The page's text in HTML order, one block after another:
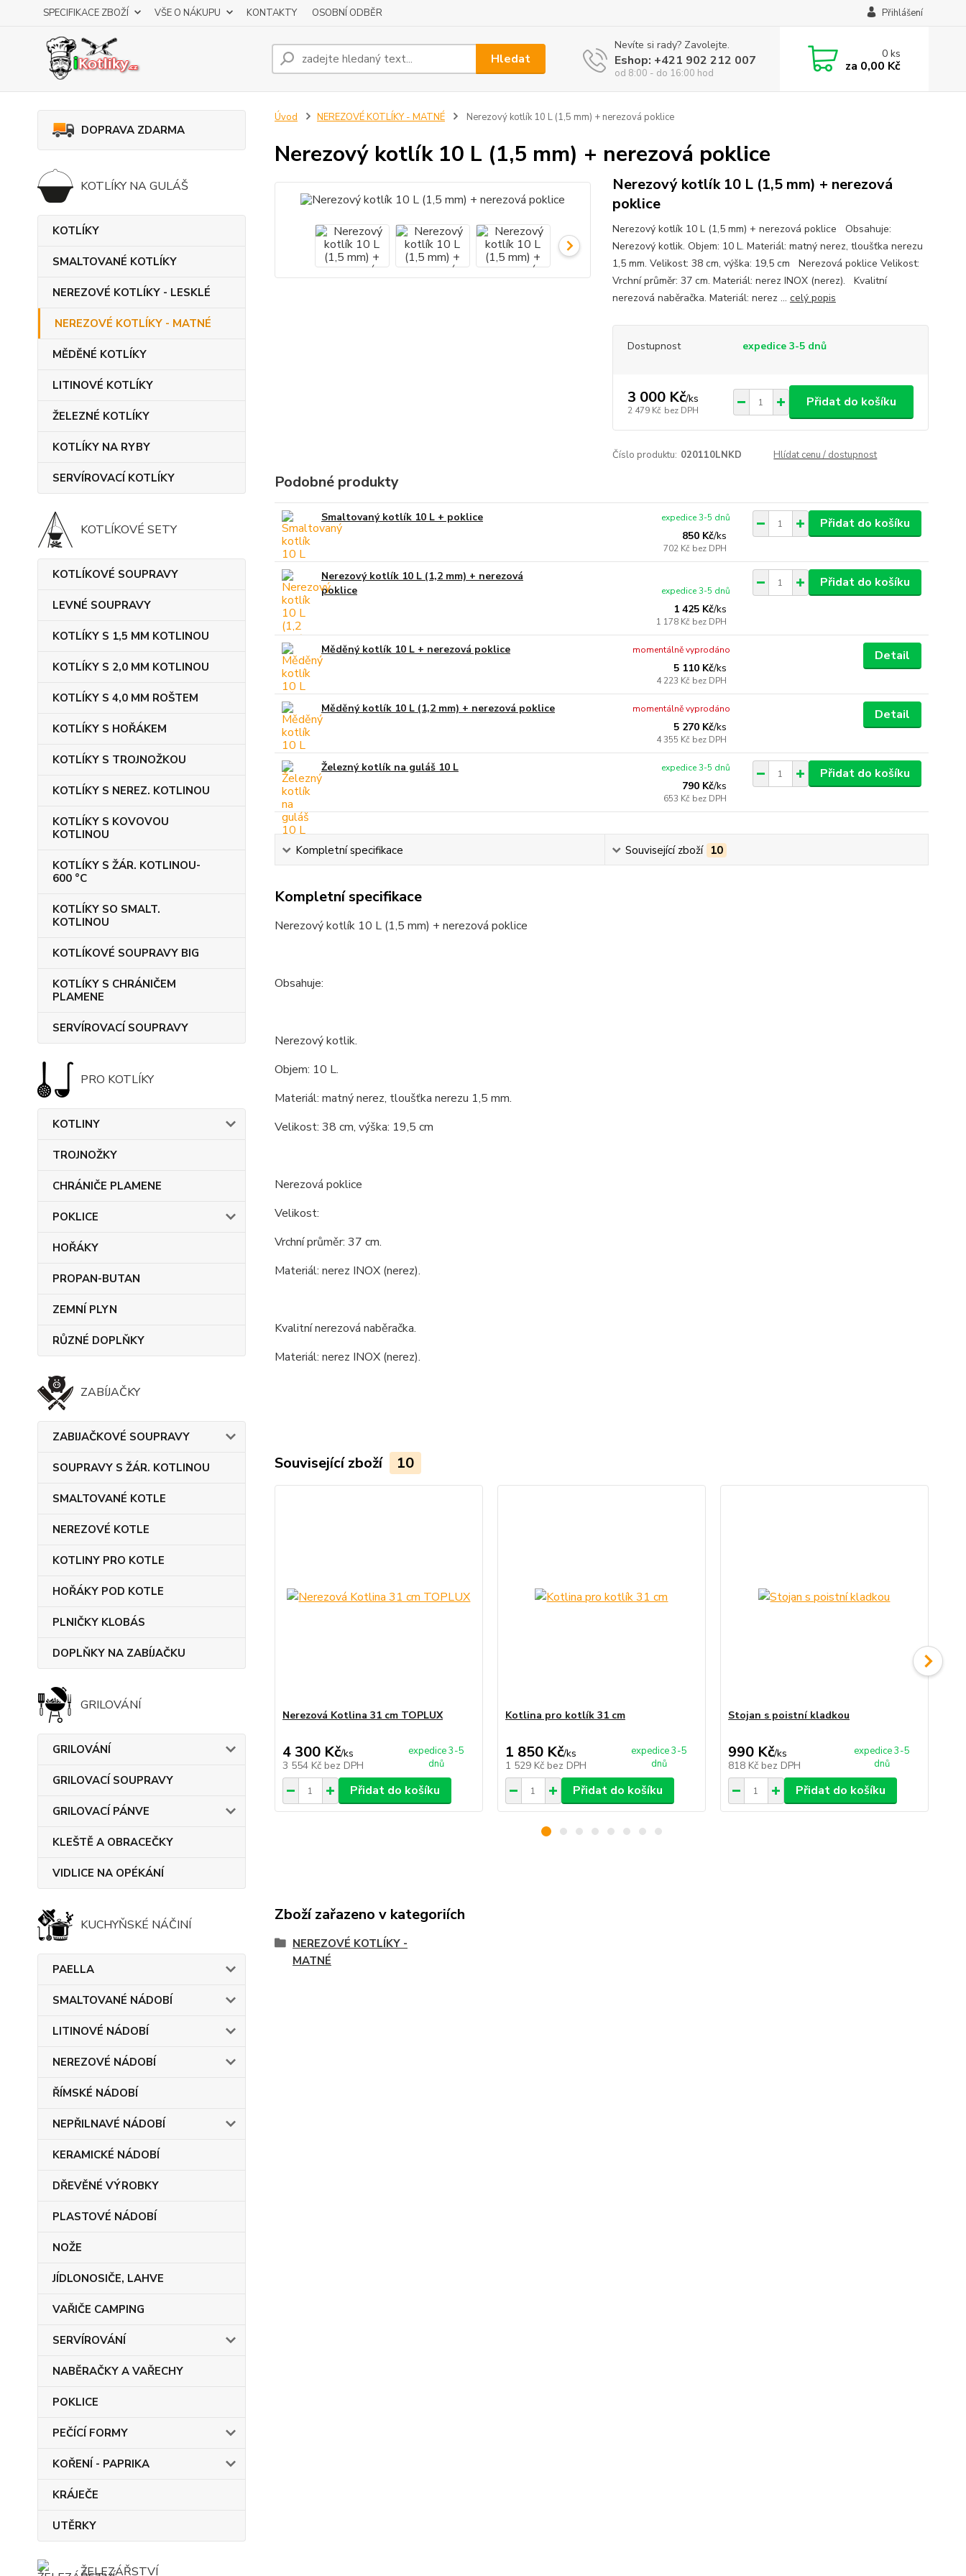
SPECIFIKACE ZBOŽÍ VŠE O NÁKUPU KONTAKTY OSOBNÍ ODBĚR Přihlášení
Hledat
Nevíte si rady? Zavolejte.
Eshop: +421 902 212 007
od 8:00 - do 16:00 hod
0ks
za 0,00 Kč
DOPRAVA ZDARMA
KOTLÍKY NA GULÁŠ
KOTLÍKY
SMALTOVANÉ KOTLÍKY
NEREZOVÉ KOTLÍKY - LESKLÉ
NEREZOVÉ KOTLÍKY - MATNÉ
MĚDĚNÉ KOTLÍKY
LITINOVÉ KOTLÍKY
ŽELEZNÉ KOTLÍKY
KOTLÍKY NA RYBY
SERVÍROVACÍ KOTLÍKY
KOTLÍKOVÉ SETY
KOTLÍKOVÉ SOUPRAVY
LEVNÉ SOUPRAVY
KOTLÍKY S 1,5 MM KOTLINOU
KOTLÍKY S 2,0 MM KOTLINOU
KOTLÍKY S 4,0 MM ROŠTEM
KOTLÍKY S HOŘÁKEM
KOTLÍKY S TROJNOŽKOU
KOTLÍKY S NEREZ. KOTLINOU
KOTLÍKY S KOVOVOU
KOTLINOU
KOTLÍKY S ŽÁR. KOTLINOU-
600 °C
KOTLÍKY SO SMALT.
KOTLINOU
KOTLÍKOVÉ SOUPRAVY BIG
KOTLÍKY S CHRÁNIČEM
PLAMENE
SERVÍROVACÍ SOUPRAVY
PRO KOTLÍKY
KOTLINY
TROJNOŽKY
CHRÁNIČE PLAMENE
POKLICE
HOŘÁKY
PROPAN-BUTAN
ZEMNÍ PLYN
RŮZNÉ DOPLŇKY
ZABÍJAČKY
ZABIJAČKOVÉ SOUPRAVY
SOUPRAVY S ŽÁR. KOTLINOU
SMALTOVANÉ KOTLE
NEREZOVÉ KOTLE
KOTLINY PRO KOTLE
HOŘÁKY POD KOTLE
PLNIČKY KLOBÁS
DOPLŇKY NA ZABÍJAČKU
GRILOVÁNÍ
GRILOVÁNÍ
GRILOVACÍ SOUPRAVY
GRILOVACÍ PÁNVE
KLEŠTĚ A OBRACEČKY
VIDLICE NA OPÉKÁNÍ
KUCHYŇSKÉ NÁČINÍ
PAELLA
SMALTOVANÉ NÁDOBÍ
LITINOVÉ NÁDOBÍ
NEREZOVÉ NÁDOBÍ
ŘÍMSKÉ NÁDOBÍ
NEPŘILNAVÉ NÁDOBÍ
KERAMICKÉ NÁDOBÍ
DŘEVĚNÉ VÝROBKY
PLASTOVÉ NÁDOBÍ
NOŽE
JÍDLONOSIČE, LAHVE
VAŘIČE CAMPING
SERVÍROVÁNÍ
NABĚRAČKY A VAŘECHY
POKLICE
PEČÍCÍ FORMY
KOŘENÍ - PAPRIKA
KRÁJEČE
UTĚRKY
ŽELEZÁŘSTVÍ
Úvod NEREZOVÉ KOTLÍKY - MATNÉ Nerezový kotlík 10 L (1,5 mm) + nerezová poklice
Nerezový kotlík 10 L (1,5 mm) + nerezová poklice
Nerezový kotlík 10 L (1,5 mm) + nerezová
poklice
Nerezový kotlík 10 L (1,5 mm) + nerezová poklice Obsahuje:
Nerezový kotlik. Objem: 10 L. Materiál: matný nerez, tloušťka nerezu
1,5 mm. Velikost: 38 cm, výška: 19,5 cm Nerezová poklice Velikost:
Vrchní průměr: 37 cm. Materiál: nerez INOX (nerez). Kvalitní
nerezová naběračka. Materiál: nerez ... celý popis
Dostupnost expedice 3-5 dnů
3 000 Kč/ks
2 479 Kč bez DPH
Přidat do košíku
Číslo produktu: 020110LNKD Hlídat cenu / dostupnost
Podobné produkty
Smaltovaný kotlík 10 L + poklice
850 Kč/ks
702 Kč bez DPH
expedice 3-5 dnů Přidat do košíku
Nerezový kotlík 10 L (1,2 mm) + nerezová
poklice
1 425 Kč/ks
1 178 Kč bez DPH
expedice 3-5 dnů
Přidat do košíku
Měděný kotlík 10 L + nerezová poklice
5 110 Kč/ks
4 223 Kč bez DPH
momentálně vyprodáno Detail
Měděný kotlík 10 L (1,2 mm) + nerezová poklice
5 270 Kč/ks
4 355 Kč bez DPH
momentálně vyprodáno Detail
Železný kotlík na guláš 10 L
790 Kč/ks
653 Kč bez DPH
expedice 3-5 dnů Přidat do košíku
Kompletní specifikace Související zboží 10
Kompletní specifikace
Nerezový kotlík 10 L (1,5 mm) + nerezová poklice
Obsahuje:
Nerezový kotlik.
Objem: 10 L.
Materiál: matný nerez, tloušťka nerezu 1,5 mm.
Velikost: 38 cm, výška: 19,5 cm
Nerezová poklice
Velikost:
Vrchní průměr: 37 cm.
Materiál: nerez INOX (nerez).
Kvalitní nerezová naběračka.
Materiál: nerez INOX (nerez).
Související zboží 10
Nerezová Kotlina 31 cm TOPLUX
4 300 Kč/ks
3 554 Kč bez DPH
expedice 3-5
dnů
Přidat do košíku
Kotlina pro kotlík 31 cm
1 850 Kč/ks
1 529 Kč bez DPH
expedice 3-5
dnů
Přidat do košíku
Stojan s poistní kladkou
990 Kč/ks
818 Kč bez DPH
expedice 3-5
dnů
Přidat do košíku
Zboží zařazeno v kategoriích
NEREZOVÉ KOTLÍKY -
MATNÉ